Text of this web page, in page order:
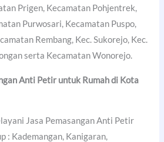
Prigen, Kecamatan Pohjentrek,
Purwosari, Kecamatan Puspo,
Rembang, Kec. Sukorejo, Kec.
serta Kecamatan Wonorejo.
Anti Petir untuk Rumah di Kota
Jasa Pemasangan Anti Petir
: Kademangan, Kanigaran,